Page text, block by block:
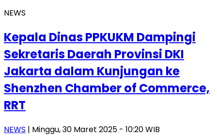
NEWS
Kepala Dinas PPKUKM Dampingi
Sekretaris Daerah Provinsi DKI
Jakarta dalam Kunjungan ke
Shenzhen Chamber of Commerce,
RRT
NEWS | Minggu, 30 Maret 2025 - 10:20 WIB